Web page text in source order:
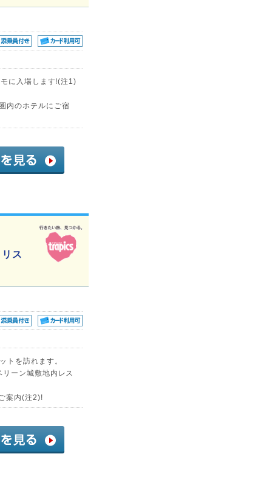
に入場します!(注1)
内のホテルにご宿
ス
トを訪れます。
ーン城敷地内レス
案内(注2)!